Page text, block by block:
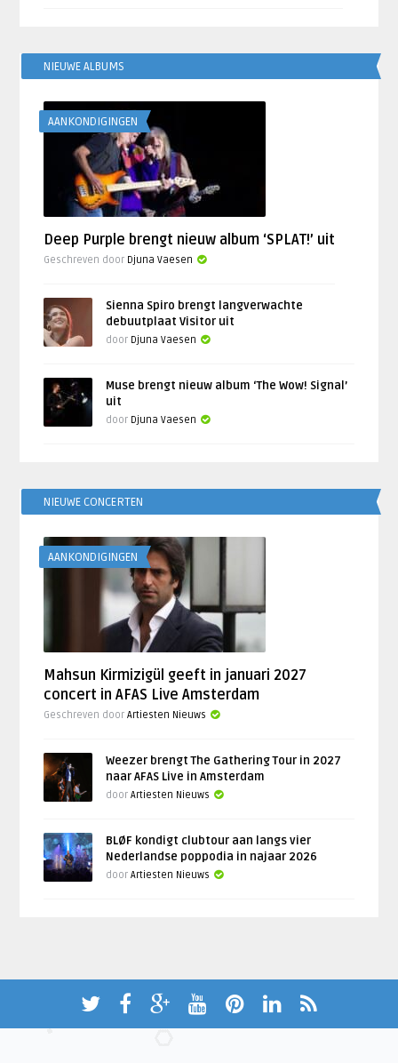
NIEUWE ALBUMS
AANKONDIGINGEN
Deep Purple brengt nieuw album ‘SPLAT!’ uit
Geschreven door Djuna Vaesen
Sienna Spiro brengt langverwachte
debuutplaat Visitor uit
door Djuna Vaesen
Muse brengt nieuw album ‘The Wow! Signal’
uit
door Djuna Vaesen
NIEUWE CONCERTEN
AANKONDIGINGEN
Mahsun Kirmizigül geeft in januari 2027
concert in AFAS Live Amsterdam
Geschreven doorArtiesten Nieuws
Weezer brengt The Gathering Tour in 2027
naar AFAS Live in Amsterdam
doorArtiesten Nieuws
BLØF kondigt clubtour aan langs vier
Nederlandse poppodia in najaar 2026
doorArtiesten Nieuws